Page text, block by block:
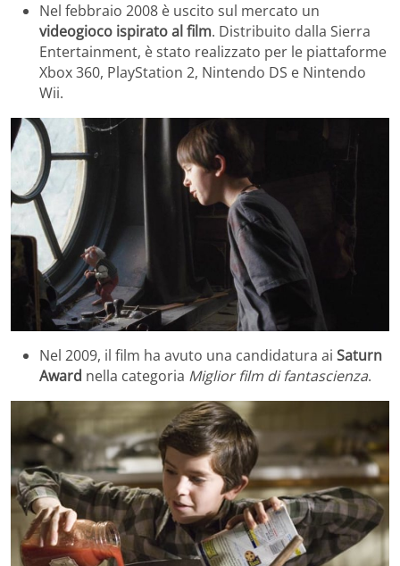
Nel febbraio 2008 è uscito sul mercato un
videogioco ispirato al film. Distribuito dalla Sierra
Entertainment, è stato realizzato per le piattaforme
Xbox 360, PlayStation 2, Nintendo DS e Nintendo
Wii.
Nel 2009, il film ha avuto una candidatura ai Saturn
Award nella categoria Miglior film di fantascienza.